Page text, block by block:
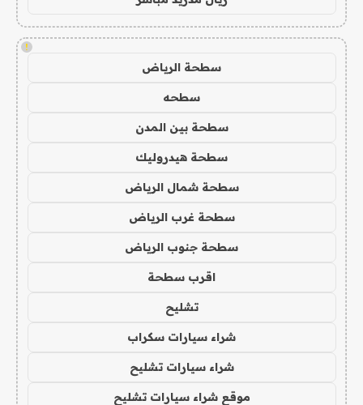
!
سطحة الرياض
سطحه
سطحة بين المدن
سطحة هيدروليك
سطحة شمال الرياض
سطحة غرب الرياض
سطحة جنوب الرياض
اقرب سطحة
تشليح
شراء سيارات سكراب
شراء سيارات تشليح
موقع شراء سيارات تشليح